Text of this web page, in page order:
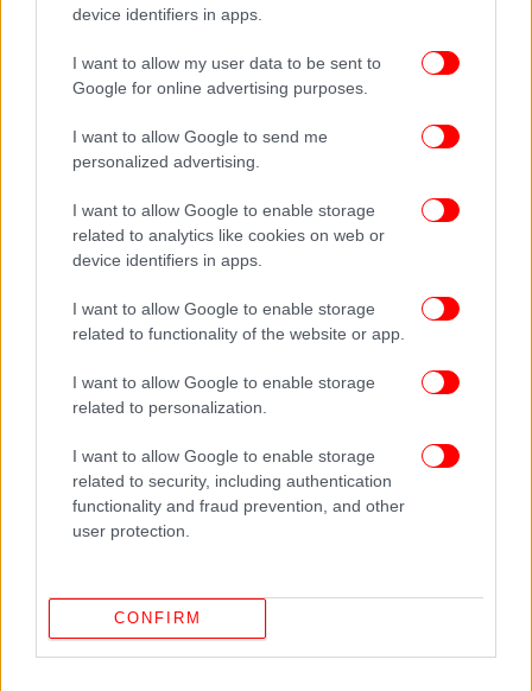
device identifiers in apps.
I want to allow my user data to be sent to
Google for online advertising purposes.
I want to allow Google to send me
personalized advertising.
I want to allow Google to enable storage
related to analytics like cookies on web or
device identifiers in apps.
I want to allow Google to enable storage
related to functionality of the website or app.
I want to allow Google to enable storage
related to personalization.
I want to allow Google to enable storage
related to security, including authentication
functionality and fraud prevention, and other
user protection.
CONFIRM
ΠΕΡΙΣΣΟΤΕΡΑ ΒΙΝΤΕΟ
Ακολουθήστε το στο Google News
πρώτοι όλες τις ειδήσεις
Δείτε όλες τις τελευταίεςΕιδήσειςαπό την Ελλάδα και τον Κόσμο,